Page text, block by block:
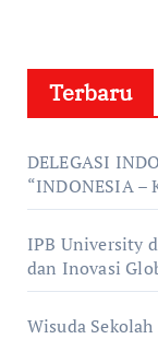
Terbaru
DELEGASI
“INDONESIA –
IPB University
dan Inovasi
Wisuda